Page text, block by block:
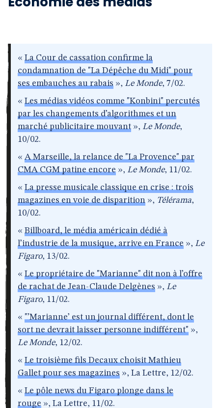
« La Cour de cassation confirme la
condamnation de "La Dépêche du Midi" pour
ses embauches au rabais », Le Monde, 7/02.
« Les médias vidéos comme "Konbini" percutés
par les changements d’algorithmes et un
marché publicitaire mouvant », Le Monde,
10/02.
« A Marseille, la relance de "La Provence" par
CMA CGM patine encore », Le Monde, 11/02.
« La presse musicale classique en crise : trois
magazines en voie de disparition », Télérama,
10/02.
« Billboard, le média américain dédié à
l’industrie de la musique, arrive en France », Le
Figaro, 13/02.
« Le propriétaire de "Marianne" dit non à l’offre
de rachat de Jean-Claude Delgènes », Le
Figaro, 11/02.
« "’Marianne’ est un journal différent, dont le
sort ne devrait laisser personne indifférent" »,
Le Monde, 12/02.
« Le troisième fils Decaux choisit Mathieu
Gallet pour ses magazines », La Lettre, 12/02.
« Le pôle news du Figaro plonge dans le
rouge », La Lettre, 11/02.